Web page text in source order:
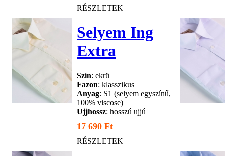
RÉSZLETEK
Selyem Ing
Extra
Szín: ekrü
Fazon: klasszikus
Anyag: S1 (selyem egyszínű,
100% viscose)
Ujjhossz: hosszú ujjú
17 690 Ft
RÉSZLETEK